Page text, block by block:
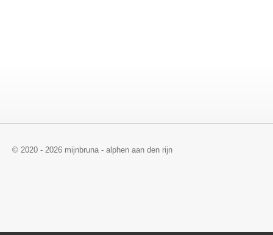
© 2020 - 2026 mijnbruna - alphen aan den rijn